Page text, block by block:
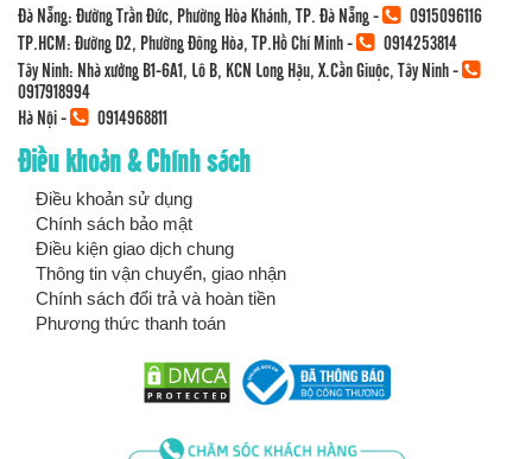
Đà Nẵng: Đường Trần Đức, Phường Hòa Khánh, TP. Đà Nẵng -
0915096116
TP.HCM: Đường D2, Phường Đông Hòa, TP.Hồ Chí Minh -
0914253814
Tây Ninh: Nhà xưởng B1-6A1, Lô B, KCN Long Hậu, X.Cần Giuộc, Tây Ninh -
0917918994
Hà Nội -
0914968811
Điều khoản & Chính sách
Điều khoản sử dụng
Chính sách bảo mật
Điều kiện giao dịch chung
Thông tin vận chuyển, giao nhận
Chính sách đổi trả và hoàn tiền
Phương thức thanh toán